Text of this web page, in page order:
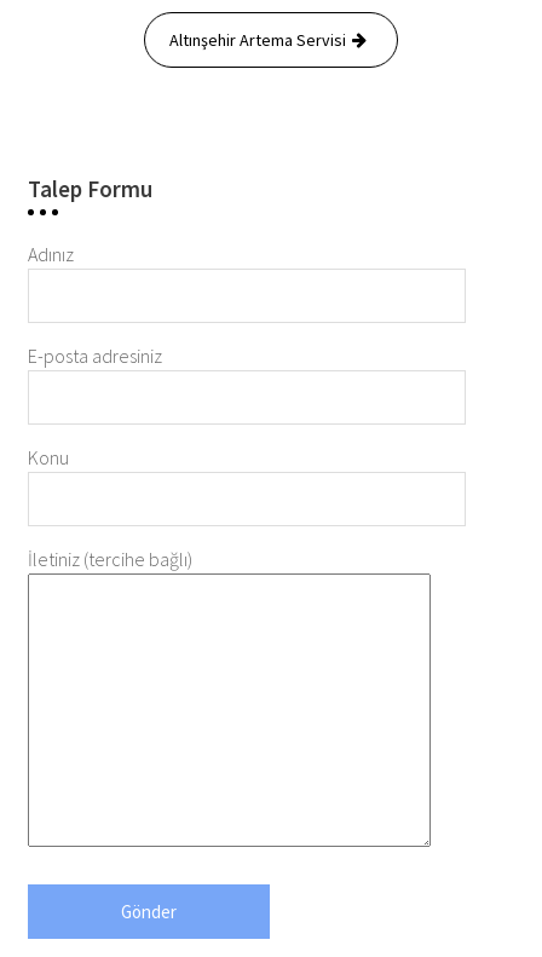
Altınşehir Artema Servisi
Talep Formu
Adınız
E-posta adresiniz
Konu
İletiniz (tercihe bağlı)